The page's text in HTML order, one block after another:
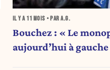
IL Y A 11 MOIS • PAR A.G.
Bouchez : « Le
aujourd’hui à